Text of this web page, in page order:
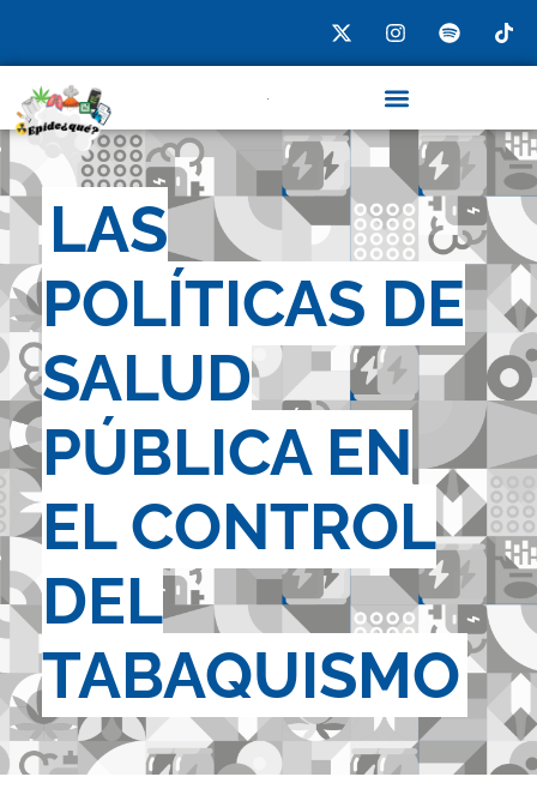
LAS
POLÍTICAS DE
SALUD
PÚBLICA EN
EL CONTROL
DEL
TABAQUISMO